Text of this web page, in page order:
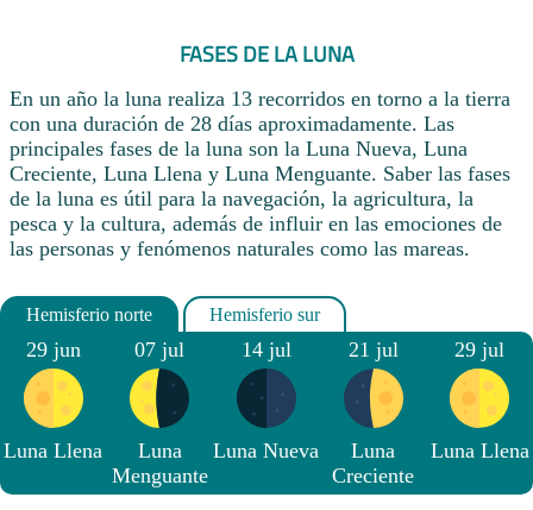
FASES DE LA LUNA
En un año la luna realiza 13 recorridos en torno a la tierra
con una duración de 28 días aproximadamente. Las
principales fases de la luna son la Luna Nueva, Luna
Creciente, Luna Llena y Luna Menguante. Saber las fases
de la luna es útil para la navegación, la agricultura, la
pesca y la cultura, además de influir en las emociones de
las personas y fenómenos naturales como las mareas.
29 jun
Luna Llena
07 jul
Luna
Menguante
14 jul
Luna Nueva
21 jul
Luna
Creciente
29 jul
Luna Llena